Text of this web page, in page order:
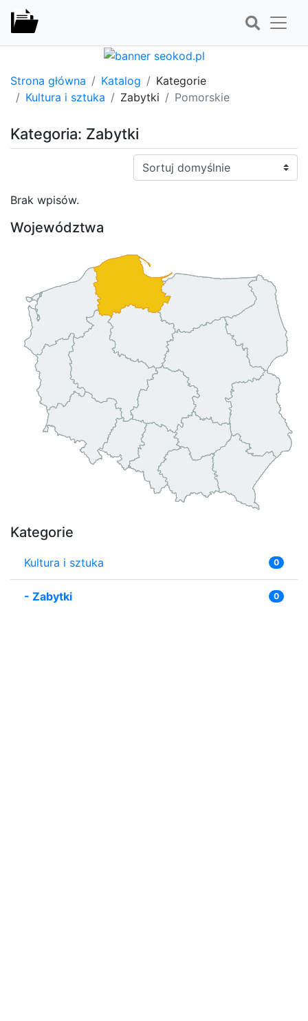
Strona główna Katalog
Kategorie
Kultura i sztuka
Zabytki Pomorskie
Kategoria: Zabytki
Sortuj:
Brak wpisów.
Województwa
Kategorie
Kultura i sztuka 0
- Zabytki 0